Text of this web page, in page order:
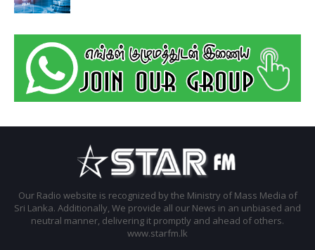
Our Radio website is recognized by the Ministry of Mass Media of
Sri Lanka. Additionally, We provide all our News in an unbiased and
neutral manner, delivering it promptly and ahead of others.
www.starfm.lk